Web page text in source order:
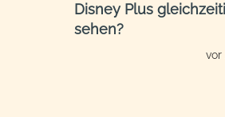
Disney Plus
sehen?
vor